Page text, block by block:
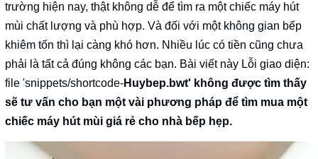
trường hiện nay, thật không dễ để tìm ra một chiếc máy hút
mùi chất lượng và phù hợp. Và đối với một không gian bếp
khiêm tốn thì lại càng khó hơn. Nhiều lúc có tiền cũng chưa
phải là tất cả đúng không các bạn. Bài viết này Lỗi giao diện:
file 'snippets/shortcode-Huybep.bwt' không được tìm thấy
sẽ tư vấn cho bạn một vài phương pháp để tìm mua một
chiếc máy hút mùi giá rẻ cho nhà bếp hẹp.